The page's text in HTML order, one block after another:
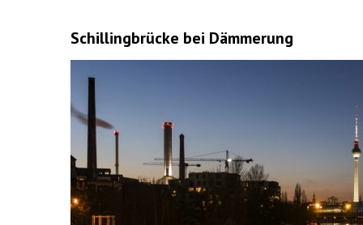
Schillingbrücke bei Dämmerung